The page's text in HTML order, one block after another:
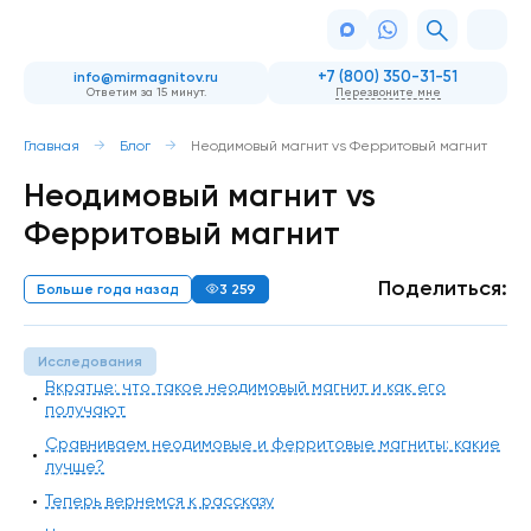
info@mirmagnitov.ru
Ответим за 15 минут.
+7 (800) 350-31-51
Перезвоните мне
Главная Блог Неодимовый магнит vs Ферритовый магнит
Неодимовый магнит vs
Ферритовый магнит
Больше года назад 3 259 Поделиться:
Исследования
Вкратце: что такое неодимовый магнит и как его
получают
Сравниваем неодимовые и ферритовые магниты: какие
лучше?
Теперь вернемся к рассказу